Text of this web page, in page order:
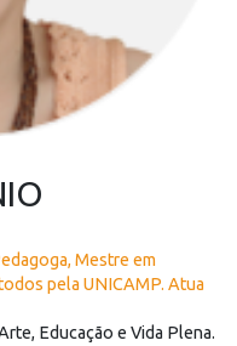
Mestre em
pela UNICAMP. Atua
Educação e Vida Plena.